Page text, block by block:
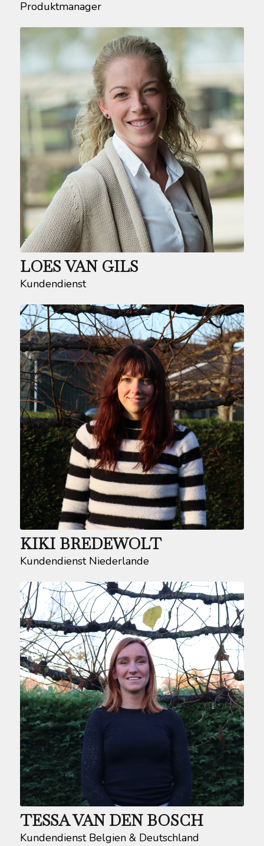
Produktmanager
LOES VAN GILS
Kundendienst
KIKI BREDEWOLT
Kundendienst Niederlande
TESSA VAN DEN BOSCH
Kundendienst Belgien & Deutschland